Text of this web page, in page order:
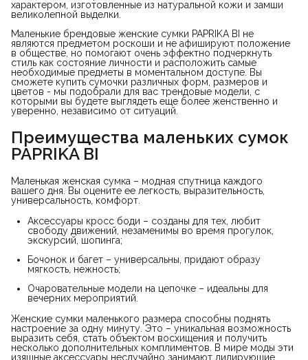
характером, изготовленные из натуральной кожи и замши
великолепной выделки.
Маленькие брендовые женские сумки PAPRIKA BI не
являются предметом роскоши и не афишируют положение
в обществе, но помогают очень эффектно подчеркнуть
стиль как состояние личности и расположить самые
необходимые предметы в моментальном доступе. Вы
сможете купить сумочки различных форм, размеров и
цветов - мы подобрали для вас трендовые модели, с
которыми вы будете выглядеть еще более женственно и
уверенно, независимо от ситуаций.
Преимущества маленьких сумок
PAPRIKA BI
Маленькая женская сумка – модная спутница каждого
вашего дня. Вы оцените ее легкость, выразительность,
универсальность, комфорт.
Аксессуары кросс боди – созданы для тех, любит
свободу движений, незаменимы во время прогулок,
экскурсий, шопинга;
Бочонок и багет – универсальны, придают образу
мягкость, нежность;
Очаровательные модели на цепочке – идеальны для
вечерних мероприятий.
Женские сумки маленького размера способны поднять
настроение за одну минуту. Это – уникальная возможность
выразить себя, стать объектом восхищения и получить
несколько дополнительных комплиментов. В мире моды эти
изящные аксессуары неслучайно занимают лидирующие